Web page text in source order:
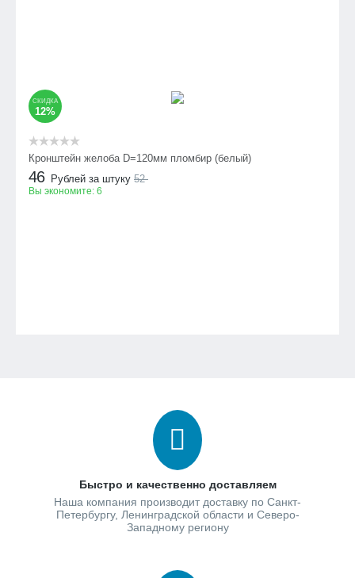
СКИДКА
12%
Кронштейн желоба D=120мм пломбир (белый)
46 Рублей за штуку 52
Вы экономите: 6
Быстро и качественно доставляем
Наша компания производит доставку по Санкт-
Петербургу, Ленинградской области и Северо-
Западному региону